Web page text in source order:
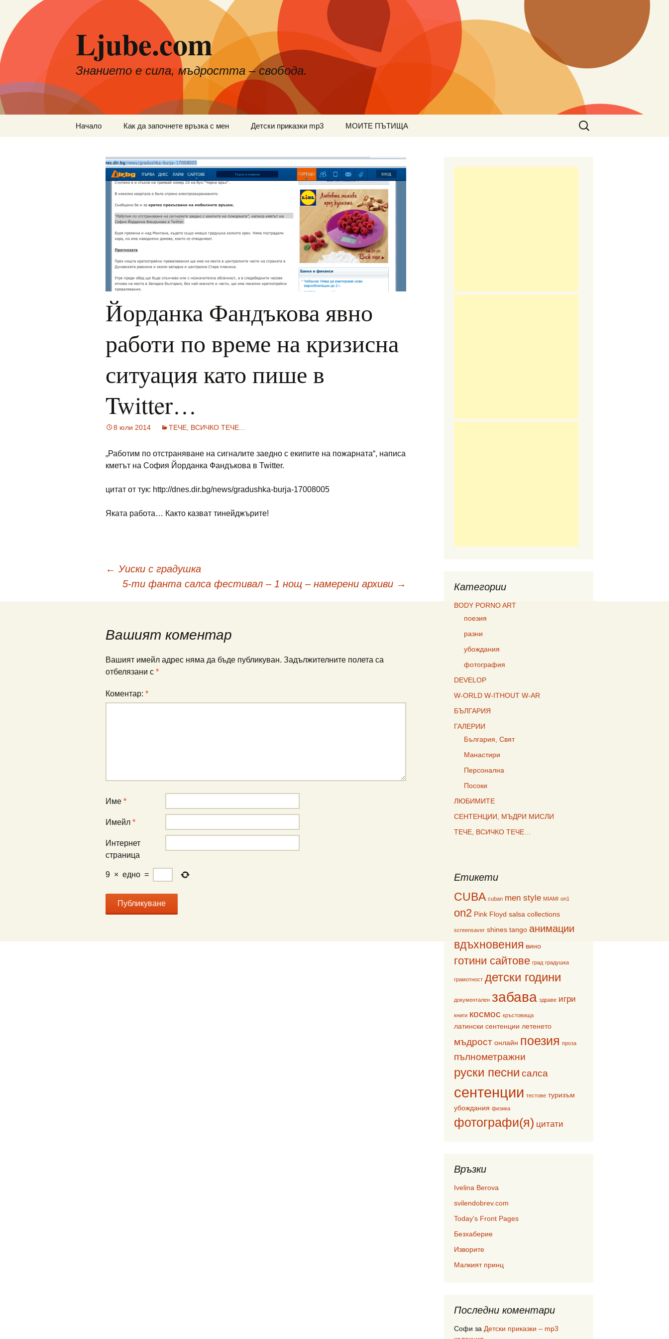
съдържанието
Ljube.com
Знанието е сила, мъдростта – свобода.
Начало Как да започнете връзка с мен Детски приказки mp3 МОИТЕ ПЪТИЩА
Търсене
за:
Йорданка Фандъкова явно
работи по време на кризисна
ситуация като пише в
Twitter…
8 юли 2014 ТЕЧЕ, ВСИЧКО ТЕЧЕ...
„Работим по отстраняване на сигналите заедно с екипите на пожарната“, написа
кметът на София Йорданка Фандъкова в Twitter.
цитат от тук: http://dnes.dir.bg/news/gradushka-burja-17008005
Яката работа… Както казват тинейджърите!
Навигация
в
публикациите
← Уиски с градушка
5-ти фанта салса фестивал – 1 нощ – намерени архиви →
Вашият коментар
Вашият имейл адрес няма да бъде публикуван. Задължителните полета са
отбелязани с *
Коментар: *
Име *
Имейл *
Интернет
страница
9 × едно =
Категории
BODY PORNO ART
поезия
разни
убождания
фотография
DEVELOP
W-ORLD W-ITHOUT W-AR
БЪЛГАРИЯ
ГАЛЕРИИ
България, Свят
Манастири
Персонална
Посоки
ЛЮБИМИТЕ
СЕНТЕНЦИИ, МЪДРИ МИСЛИ
ТЕЧЕ, ВСИЧКО ТЕЧЕ…
Етикети
CUBA cuban men style MIAMI on1
on2 Pink Floyd salsa collections
screensaver shines tango анимации
вдъхновения вино
готини сайтове град градушка
грамотност детски години
документален забава здраве игри
книги космос кръстовища
латински сентенции летенето
мъдрост онлайн поезия проза
пълнометражни
руски песни салса
сентенции тестове туризъм
убождания физика
фотографи(я) цитати
Връзки
Ivelina Berova
svilendobrev.com
Today's Front Pages
Безхаберие
Изворите
Малкият принц
Последни коментари
Софи за Детски приказки – mp3